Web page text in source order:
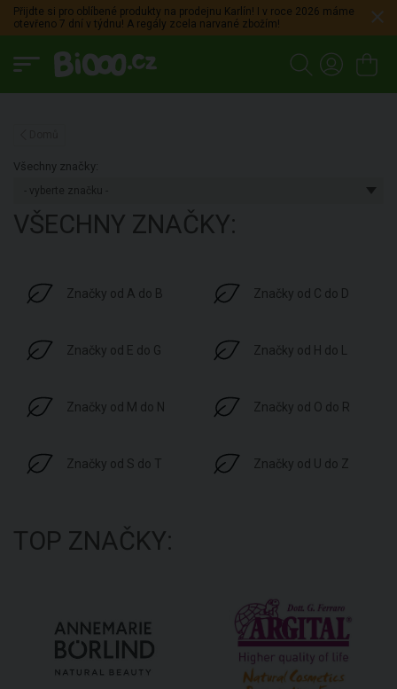
Přijdte si pro oblíbené produkty na prodejnu Karlín! I v roce 2026 máme
otevřeno 7 dní v týdnu! A regály zcela narvané zbožím!
Všechny značky:
VŠECHNY ZNAČKY:
Značky od A do B Značky od C do D
Značky od E do G Značky od H do L
Značky od M do N Značky od O do R
Značky od S do T Značky od U do Z
TOP ZNAČKY: